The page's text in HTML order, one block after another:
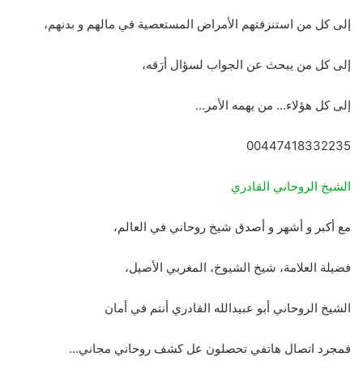
إلى كل من استنزفتهم الأمراض المستعصية في مالهم و بدنهم،
إلى كل من يبحث عن الجواب لسؤال أرَقه،
إلى كل هؤلاء… من يهمه الأمر…
00447418332235
الشيخ الروحاني القادري
مع أكبر و أشهر و أصدق شيخ روحاني في العالم،
فضيلة العلامة، شيخ الشيوخ، المغربي الأصيل،
الشيخ الروحاني أبو عبيدالله القادري أنتم في أمان
فمجرد اتصال هاتفي تحصلون عل كشف روحاني مجاني…